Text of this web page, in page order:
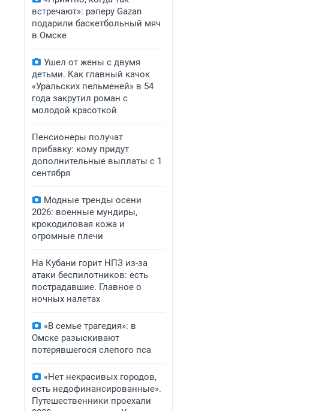
встречают»: рэперу Gazan
подарили баскетбольный мяч
в Омске
Ушел от жены с двумя
детьми. Как главный качок
«Уральских пельменей» в 54
года закрутил роман с
молодой красоткой
Пенсионеры получат
прибавку: кому придут
дополнительные выплаты с 1
сентября
Модные тренды осени
2026: военные мундиры,
крокодиловая кожа и
огромные плечи
На Кубани горит НПЗ из-за
атаки беспилотников: есть
пострадавшие. Главное о
ночных налетах
«В семье трагедия»: в
Омске разыскивают
потерявшегося слепого пса
«Нет некрасивых городов,
есть недофинансированные».
Путешественники проехали